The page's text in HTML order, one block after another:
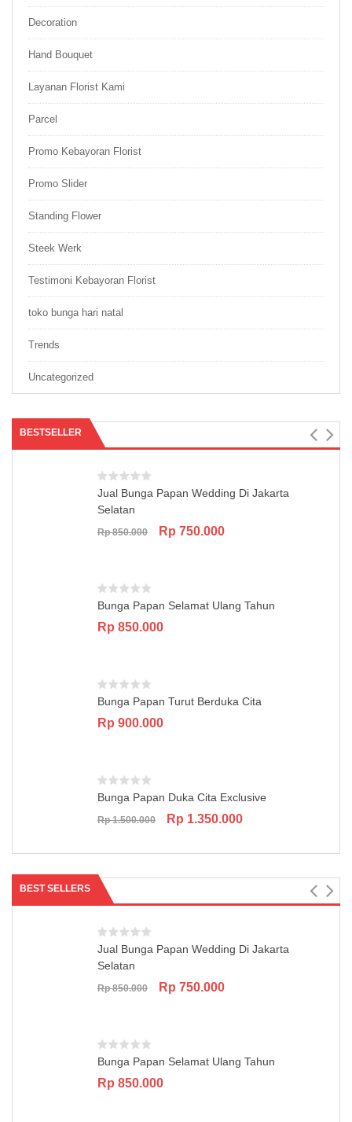
Decoration
Hand Bouquet
Layanan Florist Kami
Parcel
Promo Kebayoran Florist
Promo Slider
Standing Flower
Steek Werk
Testimoni Kebayoran Florist
toko bunga hari natal
Trends
Uncategorized
BESTSELLER
Jual Bunga Papan Wedding Di Jakarta
Selatan
Rp850.000
Original
Rp 750.000Current
Bunga Papan Selamat Ulang Tahun
Rp 850.000
Bunga Papan Turut Berduka Cita
Rp 900.000
Bunga Papan Duka Cita Exclusive
Rp1.500.000
Original
Rp 1.350.000Current
BEST SELLERS
Jual Bunga Papan Wedding Di Jakarta
Selatan
Rp850.000
Original
Rp 750.000Current
Bunga Papan Selamat Ulang Tahun
Rp 850.000